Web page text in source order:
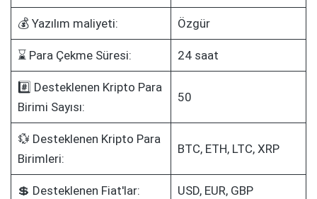
💰 Yazılım maliyeti: Özgür
⌛ Para Çekme Süresi: 24 saat
#️⃣ Desteklenen Kripto Para
Birimi Sayısı:
50
💱 Desteklenen Kripto Para
Birimleri:
BTC, ETH, LTC, XRP
💲 Desteklenen Fiat'lar: USD, EUR, GBP